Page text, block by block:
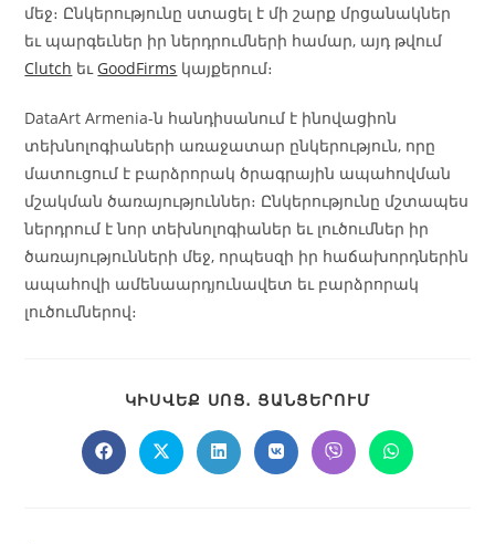
մեջ։ Ընկերությունը ստացել է մի շարք մրցանակներ
եւ պարգեւներ իր ներդրումների համար, այդ թվում
Clutch եւ GoodFirms կայքերում։
DataArt Armenia-ն հանդիսանում է ինովացիոն
տեխնոլոգիաների առաջատար ընկերություն, որը
մատուցում է բարձրորակ ծրագրային ապահովման
մշակման ծառայություններ։ Ընկերությունը մշտապես
ներդրում է նոր տեխնոլոգիաներ եւ լուծումներ իր
ծառայությունների մեջ, որպեսզի իր հաճախորդներին
ապահովի ամենաարդյունավետ եւ բարձրորակ
լուծումներով։
ԿԻՍՎԵՔ ՍՈՑ․ ՑԱՆՑԵՐՈՒՄ